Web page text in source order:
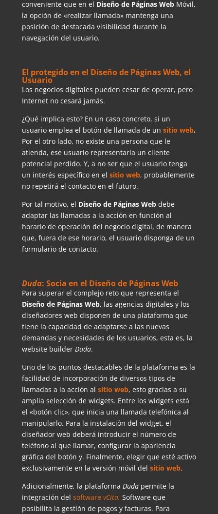
conveniente que en el Diseño de Páginas WebMóvil,
la opción de «realizar llamada» mantenga una
posición de destacada visibilidad durante la
navegación del usuario.
El protegido en el Diseño de Páginas Web, el
Usuario
Los negocios digitales pueden cesar de operar, pero
Internet no cesará jamás.
¿Qué implica esto? En un caso concreto, si un
usuario emplea el botón de llamada de un sitio web.
Por el otro lado, no existe una persona que le
atienda, ese usuario representaría un cliente
potencial perdido. Y, a no ser que el usuario tenga
un interés específico en el sitio web, probablemente
no repetirá el contacto en el futuro.
Por tal motivo, el Diseño de Páginas Web debe
adaptar las llamadas a la acción en función al
horario de operación del negocio digital, de manera
que, fuera de ese horario, el usuario disponga de un
formulario de contacto.
Duda: Socia en el Diseño de Páginas Web
Para superar el complejo reto que representa el
Diseño de Páginas Web, las agencias digitales y los
diseñadores web disponen de una plataforma que
tiene la capacidad de adaptarse a las nuevas
demandas y necesidades de los usuarios, esta es, la
website builder Duda.
Uno de los puntos destacables de la plataforma es la
facilidad de incorporación de diversos tipos de
llamadas a la acción al sitio web, esto gracias a su
amplia selección de widgets. Entre los widgets está
el «botón clic», que inicia una llamada telefónica al
manipularlo. Para la instalación del widget, el
diseñador web deberá introducir el número de
teléfono al que llamar, configurar la apariencia
gráfica del botón y. Finalmente, elegir que esté activo
exclusivamente en la versión móvil del sitio web.
Adicionalmente, la plataforma Duda permite la
integración del software vCita. Software que
posibilita la gestión de pagos y facturas. Para